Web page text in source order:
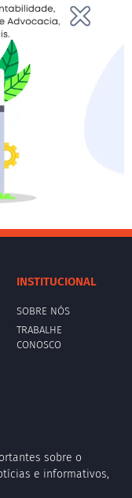
INSTITUCIONAL
SOBRE NÓS
TRABALHE
CONOSCO
sobre o
e informativos,